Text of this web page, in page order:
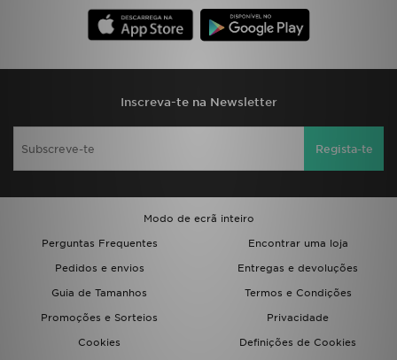
Inscreva-te na Newsletter
Regista-te
Modo de ecrã inteiro
Perguntas Frequentes
Encontrar uma loja
Pedidos e envios
Entregas e devoluções
Guia de Tamanhos
Termos e Condições
Promoções e Sorteios
Privacidade
Cookies
Definições de Cookies
SUBSCREVE
TRABALHA CONNOSCO
FAQs